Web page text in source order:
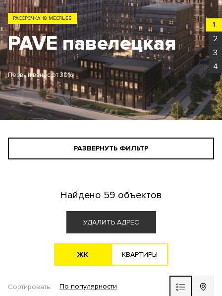
1
2
3
4
ЗАО
Родина Парк
Первый взнос от 30%
РАЗВЕРНУТЬ ФИЛЬТР
Все варианты
Найдено 59 объектов
УДАЛИТЬ АДРЕС
ЖK KВАРТИРЫ
Сортировать: По популярности